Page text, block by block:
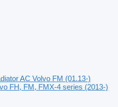
AC Volvo FM (01.13-)
FH, FM, FMX-4 series (2013-)